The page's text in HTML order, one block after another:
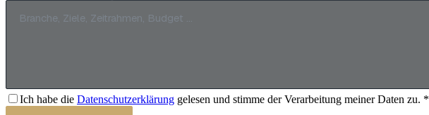
Ich habe die Datenschutzerklärung gelesen und stimme der Verarbeitung meiner Daten zu. *